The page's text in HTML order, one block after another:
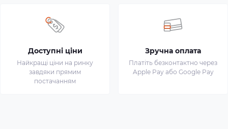
Доступні ціни
Найкращі ціни на ринку
завдяки прямим
постачанням
Зручна оплата
Платіть безконтактно через
Apple Pay або Google Pay